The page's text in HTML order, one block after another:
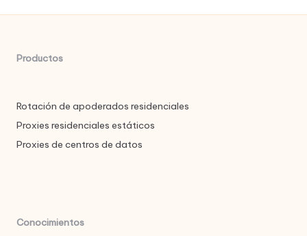
Productos
Rotación de apoderados residenciales
Proxies residenciales estáticos
Proxies de centros de datos
Conocimientos